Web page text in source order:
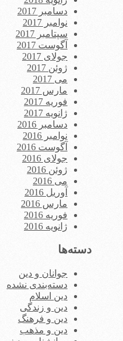
دسامبر 2017
نوامبر 2017
سپتامبر 2017
آگوست 2017
جولای 2017
ژوئن 2017
می 2017
مارس 2017
فوریه 2017
ژانویه 2017
دسامبر 2016
نوامبر 2016
آگوست 2016
جولای 2016
ژوئن 2016
می 2016
آوریل 2016
مارس 2016
فوریه 2016
ژانویه 2016
دسته‌ها
جوانان و دین
دسته‌بندی نشده
دین اسلام
دین و زندگی
دین و فرهنگ
دین و مذهب